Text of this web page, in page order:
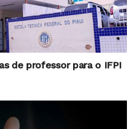
de professor para o IFPI